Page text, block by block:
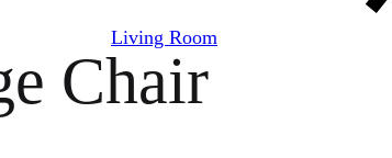
Living Room
Chair